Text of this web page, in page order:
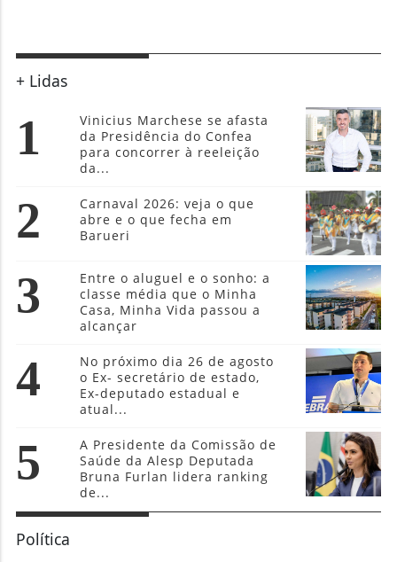
+ Lidas
1
Vinicius Marchese se afasta
da Presidência do Confea
para concorrer à reeleição
da...
2
Carnaval 2026: veja o que
abre e o que fecha em
Barueri
3
Entre o aluguel e o sonho: a
classe média que o Minha
Casa, Minha Vida passou a
alcançar
4
No próximo dia 26 de agosto
o Ex- secretário de estado,
Ex-deputado estadual e
atual...
5
A Presidente da Comissão de
Saúde da Alesp Deputada
Bruna Furlan lidera ranking
de...
Política